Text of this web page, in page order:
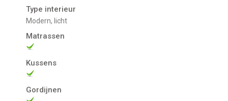
Type interieur
Modern, licht
Matrassen
Kussens
Gordijnen